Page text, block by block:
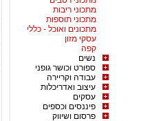
מתכוני ריבות
מתכוני תוספות
מתכונים ואוכל - כללי
עסקי מזון
קפה
נשים
ספורט וכושר גופני
עבודה וקריירה
עיצוב ואדריכלות
עסקים
פיננסים וכספים
פרסום ושיווק